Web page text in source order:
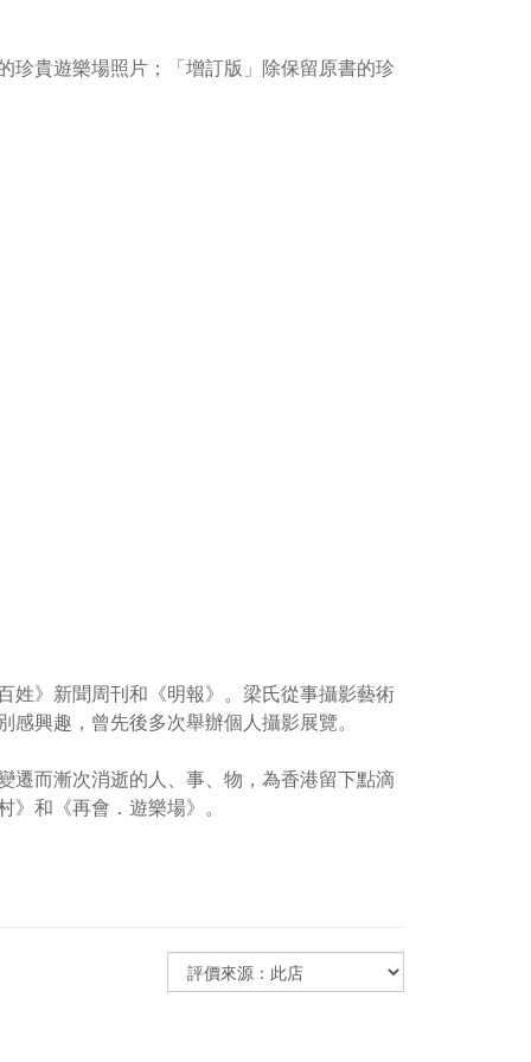
珍貴遊樂場照片；「增訂版」除保留原書的珍
姓》新聞周刊和《明報》。梁氏從事攝影藝術
興趣，曾先後多次舉辦個人攝影展覽。
遷而漸次消逝的人、事、物，為香港留下點滴
和《再會．遊樂場》。